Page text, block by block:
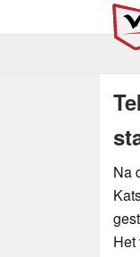
Na
Het